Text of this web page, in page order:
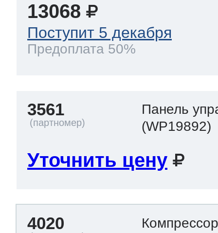
13068
Поступит 5 декабря
Предоплата 50%
3561
Панель
(WP19892)
Уточнить цену
4020